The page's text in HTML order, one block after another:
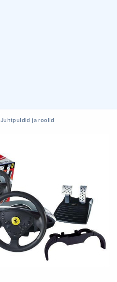
Juhtpuldid ja roolid